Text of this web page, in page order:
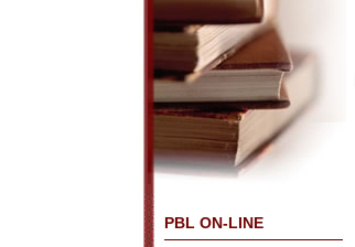
PBL ON-LINE